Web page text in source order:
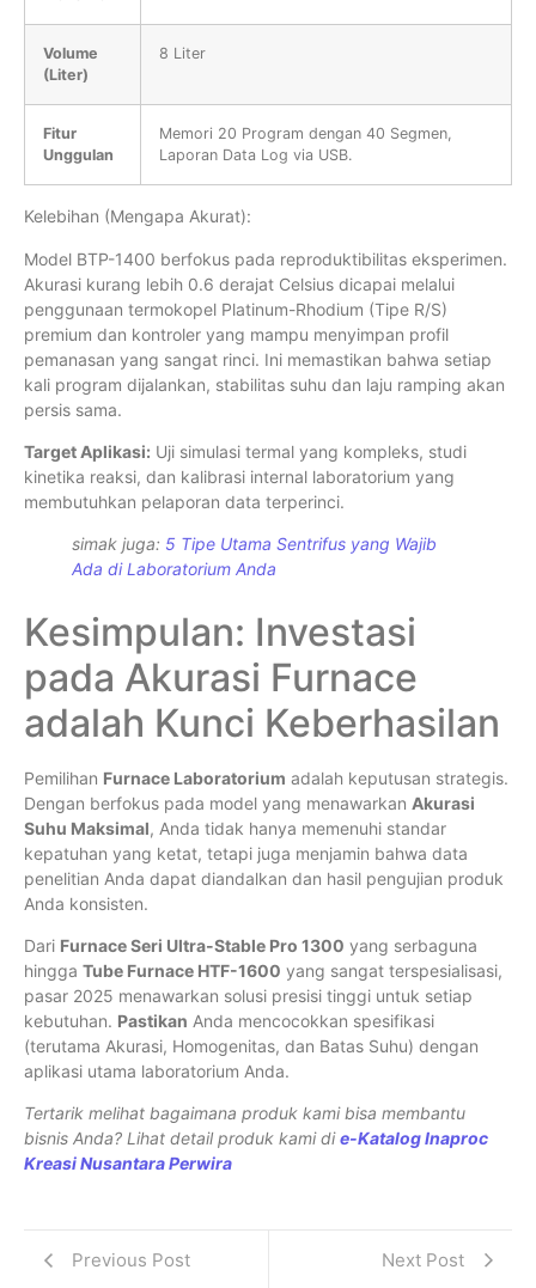
Volume
(Liter)
8 Liter
Fitur
Unggulan
Memori 20 Program dengan 40 Segmen,
Laporan Data Log via USB.
Kelebihan (Mengapa Akurat):
Model BTP-1400 berfokus pada reproduktibilitas eksperimen.
Akurasi kurang lebih 0.6 derajat Celsius dicapai melalui
penggunaan termokopel Platinum-Rhodium (Tipe R/S)
premium dan kontroler yang mampu menyimpan profil
pemanasan yang sangat rinci. Ini memastikan bahwa setiap
kali program dijalankan, stabilitas suhu dan laju ramping akan
persis sama.
Target Aplikasi: Uji simulasi termal yang kompleks, studi
kinetika reaksi, dan kalibrasi internal laboratorium yang
membutuhkan pelaporan data terperinci.
simak juga: 5 Tipe Utama Sentrifus yang Wajib
Ada di Laboratorium Anda
Kesimpulan: Investasi
pada Akurasi Furnace
adalah Kunci Keberhasilan
Pemilihan Furnace Laboratorium adalah keputusan strategis.
Dengan berfokus pada model yang menawarkan Akurasi
Suhu Maksimal, Anda tidak hanya memenuhi standar
kepatuhan yang ketat, tetapi juga menjamin bahwa data
penelitian Anda dapat diandalkan dan hasil pengujian produk
Anda konsisten.
Dari Furnace Seri Ultra-Stable Pro 1300 yang serbaguna
hingga Tube Furnace HTF-1600 yang sangat terspesialisasi,
pasar 2025 menawarkan solusi presisi tinggi untuk setiap
kebutuhan. Pastikan Anda mencocokkan spesifikasi
(terutama Akurasi, Homogenitas, dan Batas Suhu) dengan
aplikasi utama laboratorium Anda.
Tertarik melihat bagaimana produk kami bisa membantu
bisnis Anda? Lihat detail produk kami die-Katalog Inaproc
Kreasi Nusantara Perwira
Previous Post Next Post